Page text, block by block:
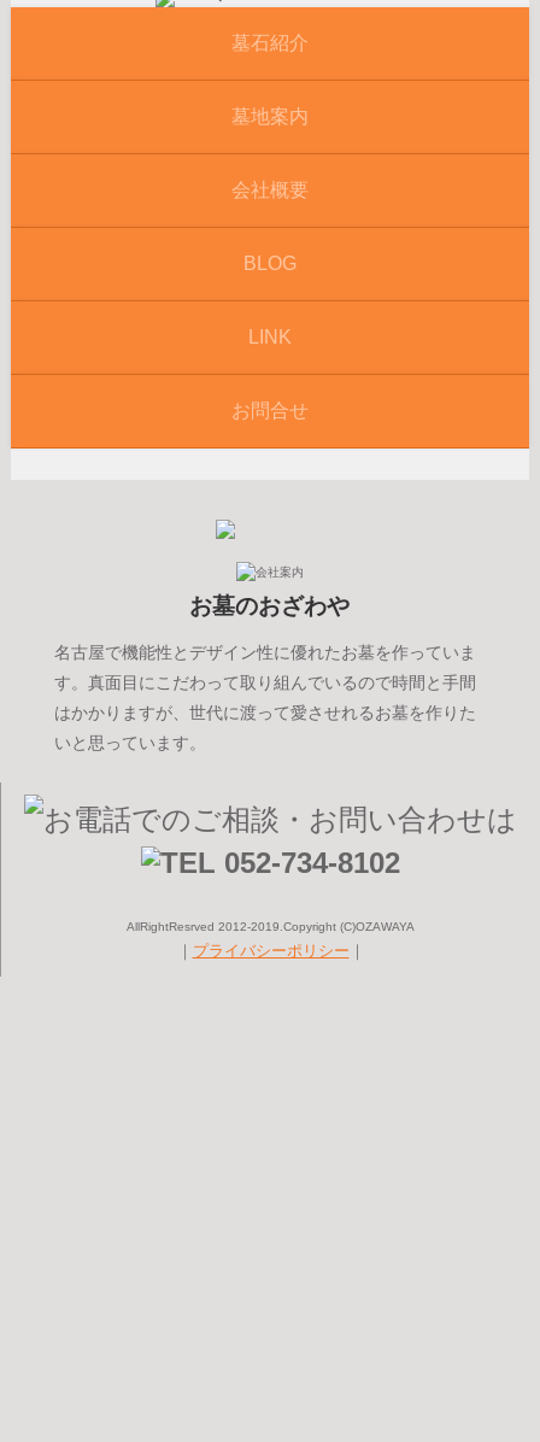
墓石紹介
墓地案内
会社概要
BLOG
LINK
お問合せ
お墓のおざわや
名古屋で機能性とデザイン性に優れたお墓を作っていま
す。真面目にこだわって取り組んでいるので時間と手間
はかかりますが、世代に渡って愛させれるお墓を作りた
いと思っています。
AllRightResrved 2012-2019.Copyright (C)OZAWAYA
｜ プライバシーポリシー ｜